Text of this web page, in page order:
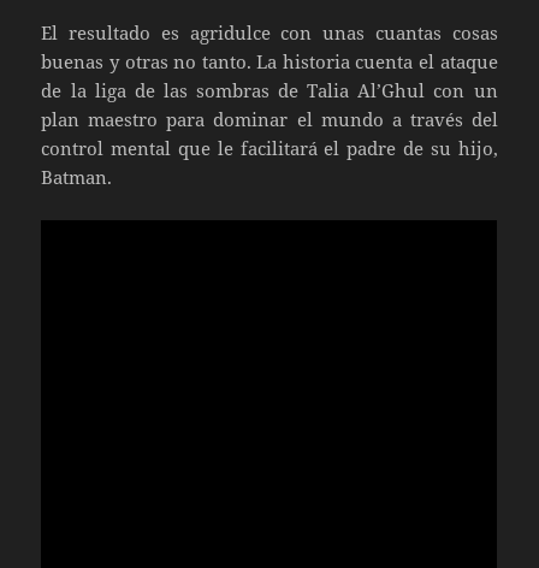
El resultado es agridulce con unas cuantas cosas
buenas y otras no tanto. La historia cuenta el ataque
de la liga de las sombras de Talia Al’Ghul con un
plan maestro para dominar el mundo a través del
control mental que le facilitará el padre de su hijo,
Batman.